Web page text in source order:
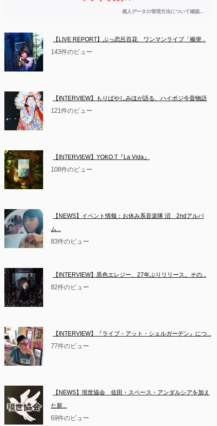
【LIVE REPORT】ぶっ恋呂百花　ワンマンライブ「楯突...
143件のビュー
【INTERVIEW】もりばやしみほが語る、ハイポジ今昔物語
121件のビュー
【INTERVIEW】YOKO.T『La Vida』
108件のビュー
【NEWS】イベント情報：お休み系音楽隊 沼　2ndアルバ
ム...
83件のビュー
【INTERVIEW】黒色エレジー、27年ぶりリリース。その...
82件のビュー
【INTERVIEW】『ライブ・アット・シェルガーデン』につ...
77件のビュー
【NEWS】現世協会　佐田・スペース・アンダルシアを加え
た新...
69件のビュー